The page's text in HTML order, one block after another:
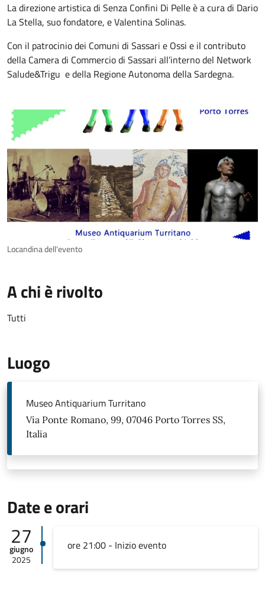
La direzione artistica di Senza Confini Di Pelle è a cura di Dario
La Stella, suo fondatore, e Valentina Solinas.
Con il patrocinio dei Comuni di Sassari e Ossi e il contributo
della Camera di Commercio di Sassari all’interno del Network
Salude&Trigu e della Regione Autonoma della Sardegna.
Locandina dell'evento
A chi è rivolto
Tutti
Luogo
Museo Antiquarium Turritano
Via Ponte Romano, 99, 07046 Porto Torres SS,
Italia
Date e orari
27
giugno
2025
ore 21:00 - Inizio evento